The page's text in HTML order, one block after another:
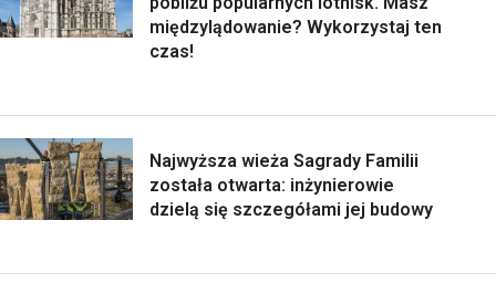
międzylądowanie? Wykorzystaj ten
czas!
Najwyższa wieża Sagrady Familii
została otwarta: inżynierowie
dzielą się szczegółami jej budowy